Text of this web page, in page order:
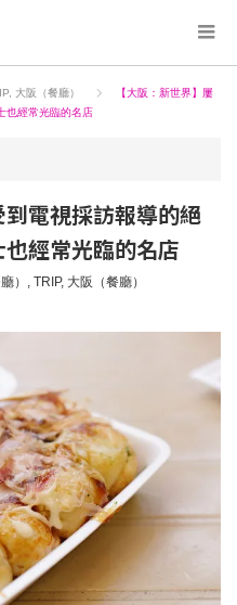
大阪（餐廳）
【大阪：新世界】屢
也經常光臨的名店
到電視採訪報導的絕
經常光臨的名店
） , TRIP, 大阪（餐廳）